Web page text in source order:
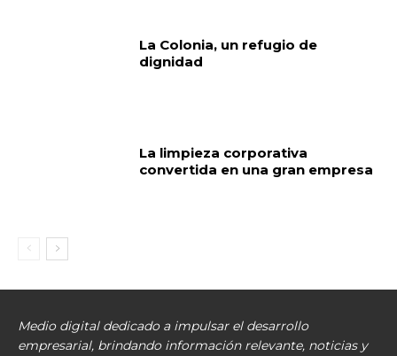
La Colonia, un refugio de
dignidad
La limpieza corporativa
convertida en una gran empresa
Medio digital dedicado a impulsar el desarrollo
empresarial, brindando información relevante, noticias y